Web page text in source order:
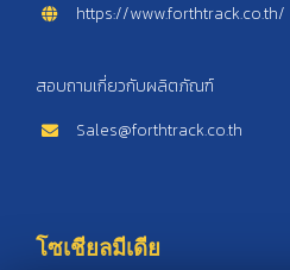
https://www.forthtrack.co.th/
สอบถามเกี่ยวกับผลิตภัณฑ์
Sales@forthtrack.co.th
โซเชียลมีเดีย